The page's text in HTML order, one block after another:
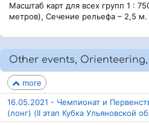
Масштаб карт для всех групп 1 :
метров), Сечение рельефа – 2,5 м.
Other events,
more
16.05.2021 - Чемпионат и
(лонг) (II этап Кубка Ульяновской